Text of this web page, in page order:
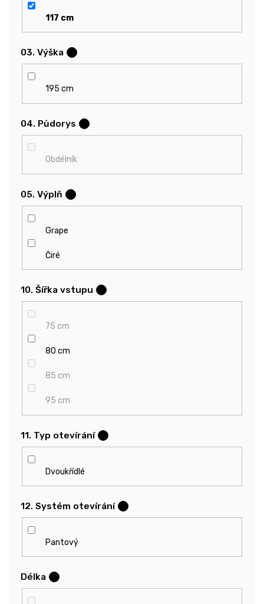
117 cm
03. Výška
195 cm
04. Půdorys
Obdélník
05. Výplň
Grape
Čiré
10. Šířka vstupu
75 cm
80 cm
85 cm
95 cm
11. Typ otevírání
Dvoukřídlé
12. Systém otevírání
Pantový
Délka